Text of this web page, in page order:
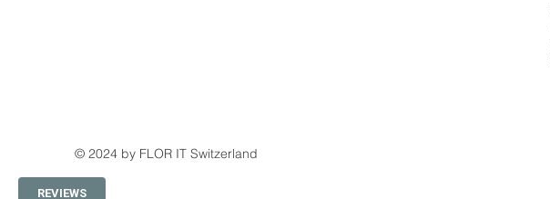
© 2024 by FLOR IT Switzerland
REVIEWS